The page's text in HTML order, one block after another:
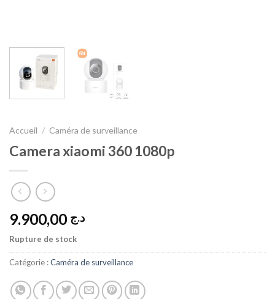
Accueil / Caméra de surveillance
Camera xiaomi 360 1080p
د.ج 9.900,00
Rupture de stock
Catégorie :Caméra de surveillance